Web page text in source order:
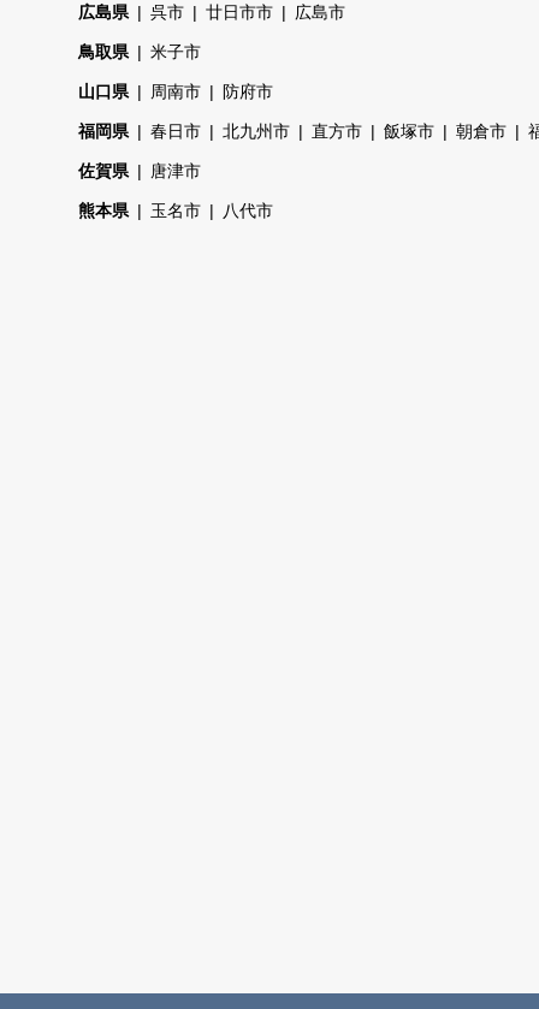
広島県 呉市 廿日市市 広島市
鳥取県 米子市
山口県 周南市 防府市
福岡県 春日市 北九州市 直方市 飯塚市 朝倉市
佐賀県 唐津市
熊本県 玉名市 八代市